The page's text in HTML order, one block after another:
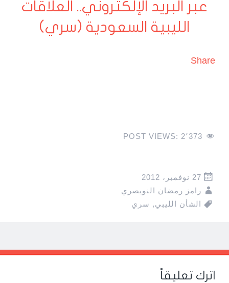
عبر البريد الإلكتروني.. العلاقات
الليبية السعودية (سري)
Share
POST VIEWS: 2٬373
27 نوفمبر، 2012
رامز رمضان النويصري
الشأن الليبي, سري
Post
navigation
←
→
اترك تعليقاً